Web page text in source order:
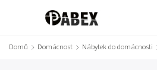
Domů / Domácnost / Nábytek do domácnosti /